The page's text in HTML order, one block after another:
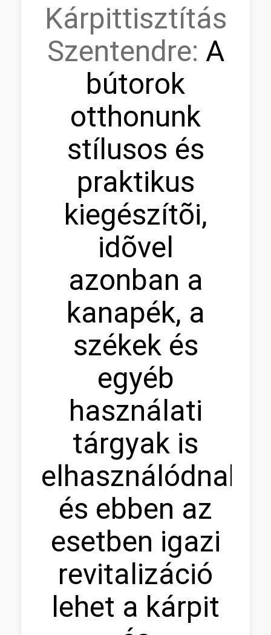
Kárpittisztítás
Szentendre: A
bútorok
otthonunk
stílusos és
praktikus
kiegészítõi,
idõvel
azonban a
kanapék, a
székek és
egyéb
használati
tárgyak is
elhasználódnak,
és ebben az
esetben igazi
revitalizáció
lehet a kárpit